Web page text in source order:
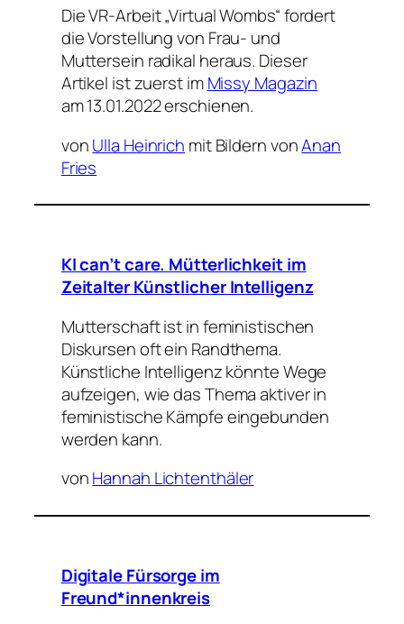
Die VR-Arbeit „Virtual Wombs“ fordert
die Vorstellung von Frau- und
Muttersein radikal heraus. Dieser
Artikel ist zuerst imMissy Magazin
am 13.01.2022 erschienen.
vonUlla Heinrich mit Bildern vonAnan
Fries
KI can’t care. Mütterlichkeit im
Zeitalter Künstlicher Intelligenz
Mutterschaft ist in feministischen
Diskursen oft ein Randthema.
Künstliche Intelligenz könnte Wege
aufzeigen, wie das Thema aktiver in
feministische Kämpfe eingebunden
werden kann.
vonHannah Lichtenthäler
Digitale Fürsorge im
Freund*innenkreis